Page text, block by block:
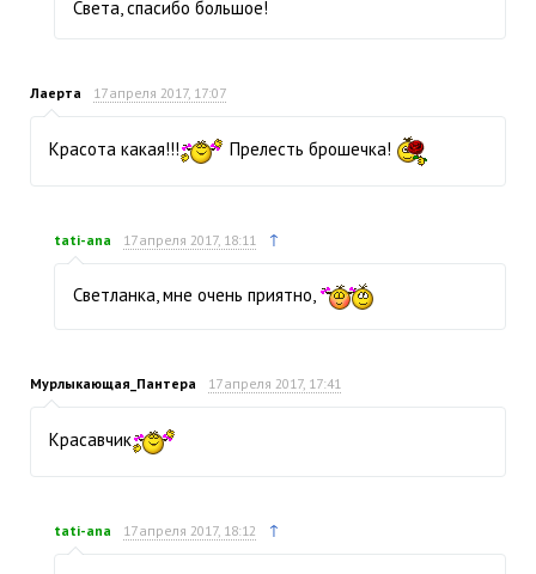
Света, спасибо большое!
Лаерта 17 апреля 2017, 17:07
Красота какая!!! Прелесть брошечка!
tati-ana 17 апреля 2017, 18:11 ↑
Светланка, мне очень приятно,
Мурлыкающая_Пантера 17 апреля 2017, 17:41
Красавчик
tati-ana 17 апреля 2017, 18:12 ↑